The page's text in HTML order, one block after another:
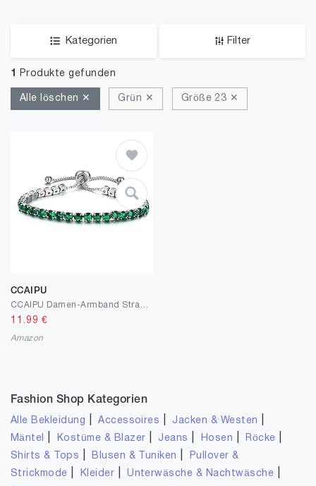
Kategorien Filter
1 Produkte gefunden
Alle löschen ✕ Grün ✕ Größe 23 ✕
CCAIPU
11.99 €
Amazon
Fashion Shop Kategorien
Alle Bekleidung |Accessoires Jacken & Westen
Mäntel Kostüme & Blazer Jeans Hosen Röcke
Shirts & Tops Blusen & Tuniken
Pullover &
Strickmode
Kleider |Unterwäsche & Nachtwäsche